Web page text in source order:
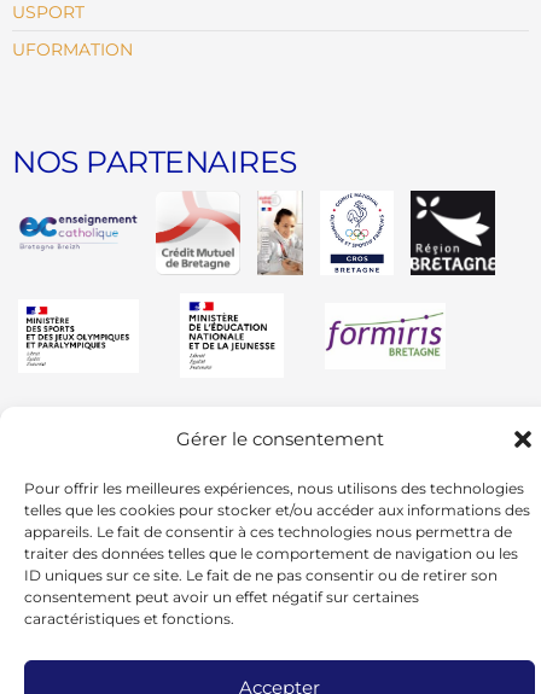
Gérer le consentement
Pour offrir les meilleures expériences, nous utilisons des technologies
telles que les cookies pour stocker et/ou accéder aux informations des
appareils. Le fait de consentir à ces technologies nous permettra de
traiter des données telles que le comportement de navigation ou les
ID uniques sur ce site. Le fait de ne pas consentir ou de retirer son
consentement peut avoir un effet négatif sur certaines
caractéristiques et fonctions.
Accepter
USPORT
UFORMATION
NOS PARTENAIRES